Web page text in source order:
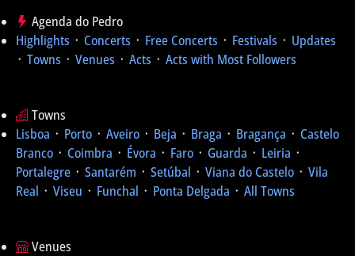
Agenda do Pedro
Highlights ᛫ Concerts ᛫ Free Concerts ᛫ Festivals ᛫ Updates
᛫ Towns ᛫ Venues ᛫ Acts ᛫ Acts with Most Followers
Towns
Lisboa ᛫ Porto ᛫ Aveiro ᛫ Beja ᛫ Braga ᛫ Bragança ᛫ Castelo
Branco ᛫ Coimbra ᛫ Évora ᛫ Faro ᛫ Guarda ᛫ Leiria ᛫
Portalegre ᛫ Santarém ᛫ Setúbal ᛫ Viana do Castelo ᛫ Vila
Real ᛫ Viseu ᛫ Funchal ᛫ Ponta Delgada ᛫ All Towns
Venues